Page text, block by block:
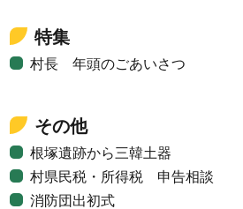
特集
村長 年頭のごあいさつ
その他
根塚遺跡から三韓土器
村県民税・所得税 申告相談
消防団出初式